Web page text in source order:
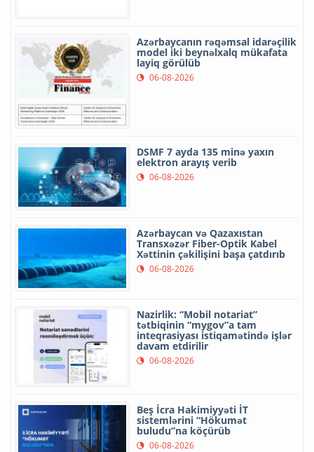
Azərbaycanın rəqəmsal idarəçilik
model iki beynəlxalq mükafata
layiq görülüb
06-08-2026
DSMF 7 ayda 135 minə yaxın
elektron arayış verib
06-08-2026
Azərbaycan və Qazaxıstan
Transxəzər Fiber-Optik Kabel
Xəttinin çəkilişini başa çatdırıb
06-08-2026
Nazirlik: “Mobil notariat”
tətbiqinin “mygov”a tam
inteqrasiyası istiqamətində işlər
davam etdirilir
06-08-2026
Beş İcra Hakimiyyəti İT
sistemlərini “Hökumət
buludu”na köçürüb
06-08-2026